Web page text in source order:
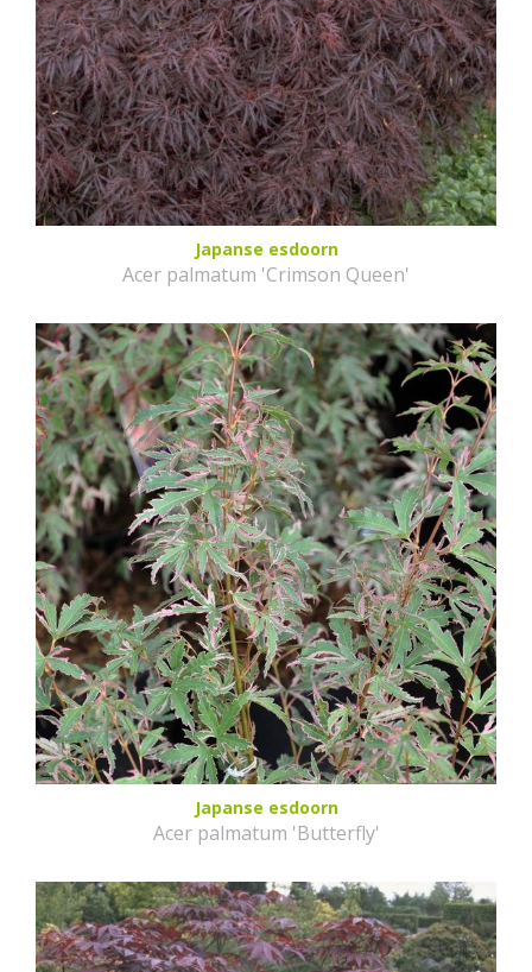
Japanse esdoorn
Acer palmatum 'Crimson Queen'
Japanse esdoorn
Acer palmatum 'Butterfly'